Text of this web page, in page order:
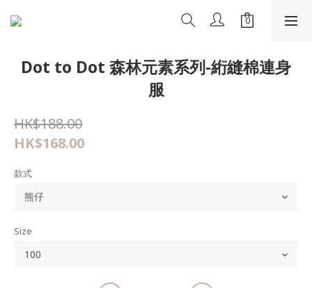
Dot to Dot 森林元素系列-絎縫棉連身
服
HK$188.00
HK$168.00
款式
Size